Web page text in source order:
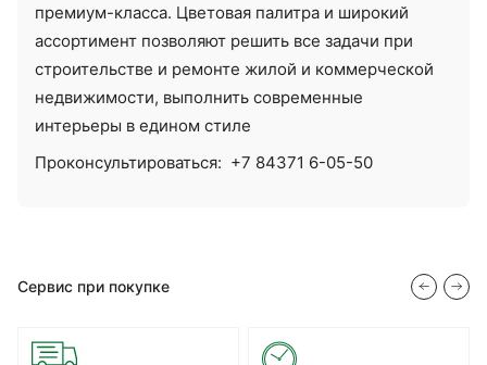
премиум-класса. Цветовая палитра и широкий
ассортимент позволяют решить все задачи при
строительстве и ремонте жилой и коммерческой
недвижимости, выполнить современные
интерьеры в едином стиле
Проконсультироваться: +7 84371 6-05-50
Сервис при покупке